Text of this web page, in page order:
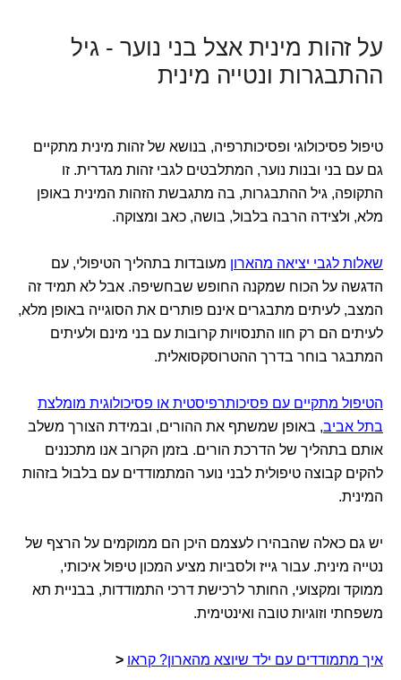
על זהות מינית אצל בני נוער - גיל
ההתבגרות ונטייה מינית
טיפול פסיכולוגי ופסיכותרפיה, בנושא של זהות מינית מתקיים
גם עם בני ובנות נוער, המתלבטים לגבי זהות מגדרית. זו
התקופה, גיל ההתבגרות, בה מתגבשת הזהות המינית באופן
מלא, ולצידה הרבה בלבול, בושה, כאב ומצוקה.
שאלות לגבי יציאה מהארון מעובדות בתהליך הטיפולי, עם
הדגשה על הכוח שמקנה החופש שבחשיפה. אבל לא תמיד זה
המצב, לעיתים מתבגרים אינם פותרים את הסוגייה באופן מלא,
לעיתים הם רק חוו התנסויות קרובות עם בני מינם ולעיתים
המתבגר בוחר בדרך ההטרוסקסואלית.
הטיפול מתקיים עם פסיכותרפיסטית או פסיכולוגית מומלצת
בתל אביב, באופן שמשתף את ההורים, ובמידת הצורך משלב
אותם בתהליך של הדרכת הורים. בזמן הקרוב אנו מתכננים
להקים קבוצה טיפולית לבני נוער המתמודדים עם בלבול בזהות
המינית.
יש גם כאלה שהבהירו לעצמם היכן הם ממוקמים על הרצף של
נטייה מינית. עבור גייז ולסביות מציע המכון טיפול איכותי,
ממוקד ומקצועי, החותר לרכישת דרכי התמודדות, בבניית תא
משפחתי וזוגיות טובה ואינטימית.
איך מתמודדים עם ילד שיוצא מהארון? קראו <